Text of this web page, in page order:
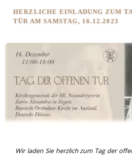
HERZLICHE EINLADUNG ZUM
TÜR AM SAMSTAG, 16.12.2023
Wir laden Sie herzlich zum Tag der